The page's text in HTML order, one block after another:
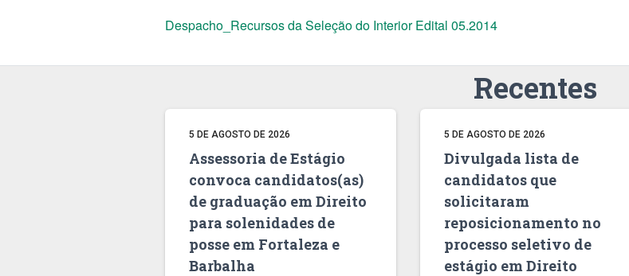
Despacho_Recursos da Seleção do Interior Edital 05.2014
Recentes
5 DE AGOSTO DE 2026
Assessoria de Estágio
convoca candidatos(as)
de graduação em Direito
para solenidades de
posse em Fortaleza e
Barbalha
5 DE AGOSTO DE 2026
Divulgada lista de
candidatos que
solicitaram
reposicionamento no
processo seletivo de
estágio em Direito